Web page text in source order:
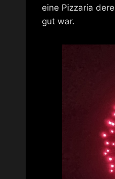
eine Pizzaria
gut war.